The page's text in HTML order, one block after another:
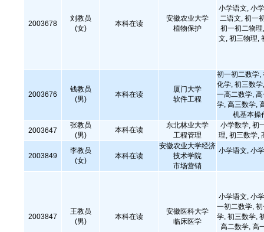
2003678
刘教员
(女)
本科在读
安徽农业大学
植物保护
小学语文, 小
二语文, 初一
初一初二物
文, 初三物理,
2003676
钱教员
(男)
本科在读
厦门大学
软件工程
初一初二数学,
化学, 初三数
一高二数学,
学, 高三数学,
机基本操
2003647
张教员
(男)
本科在读
东北林业大学
工程管理
小学数学, 初
理, 初三数学,
2003849
李教员
(女)
本科在读
安徽农业大学经济
技术学院
市场营销
小学语文, 小
2003847
王教员
(男)
本科在读
安徽医科大学
临床医学
小学语文, 小
一初二数学,
学, 初三数学,
高二数学, 高